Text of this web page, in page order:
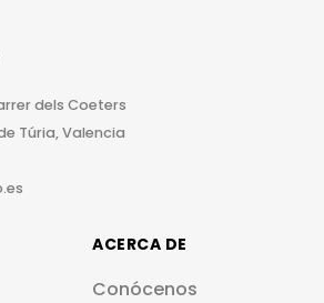
dels Coeters
Túria, Valencia
ACERCA DE
Conócenos